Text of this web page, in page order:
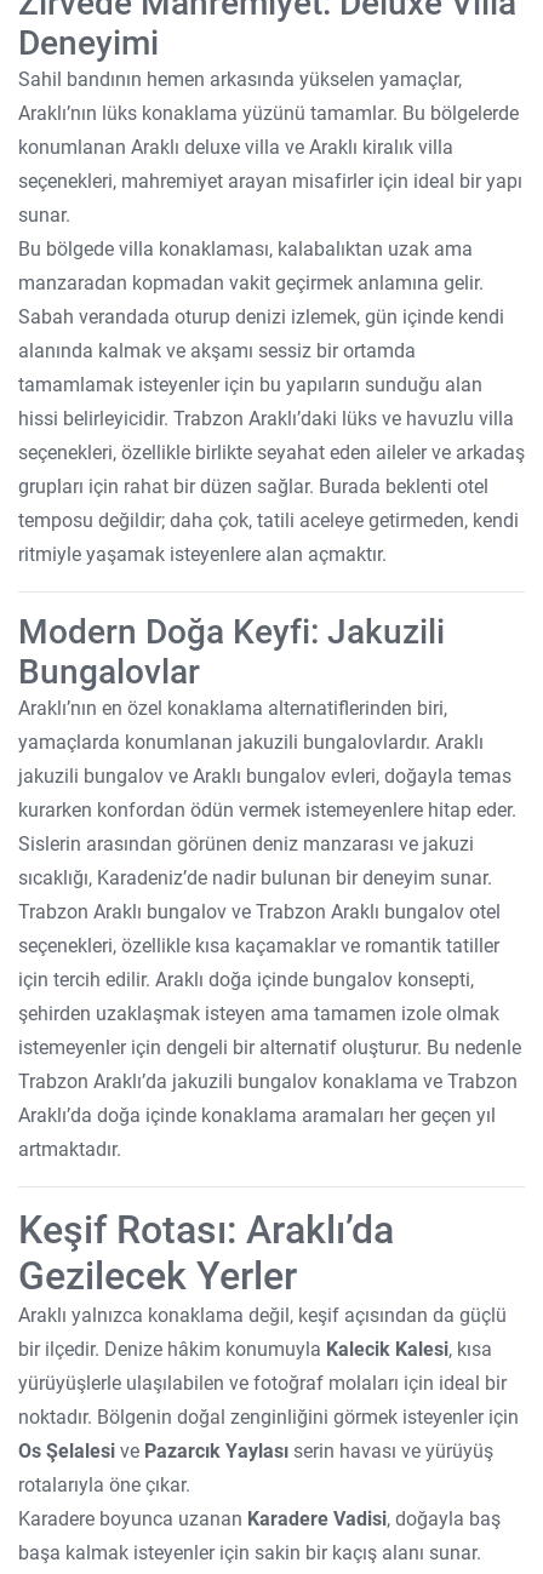
Deneyimi
Sahil bandının hemen arkasında yükselen yamaçlar,
Araklı’nın lüks konaklama yüzünü tamamlar. Bu bölgelerde
konumlanan Araklı deluxe villa ve Araklı kiralık villa
seçenekleri, mahremiyet arayan misafirler için ideal bir yapı
sunar.
Bu bölgede villa konaklaması, kalabalıktan uzak ama
manzaradan kopmadan vakit geçirmek anlamına gelir.
Sabah verandada oturup denizi izlemek, gün içinde kendi
alanında kalmak ve akşamı sessiz bir ortamda
tamamlamak isteyenler için bu yapıların sunduğu alan
hissi belirleyicidir. Trabzon Araklı’daki lüks ve havuzlu villa
seçenekleri, özellikle birlikte seyahat eden aileler ve arkadaş
grupları için rahat bir düzen sağlar. Burada beklenti otel
temposu değildir; daha çok, tatili aceleye getirmeden, kendi
ritmiyle yaşamak isteyenlere alan açmaktır.
Modern Doğa Keyfi: Jakuzili
Bungalovlar
Araklı’nın en özel konaklama alternatiflerinden biri,
yamaçlarda konumlanan jakuzili bungalovlardır. Araklı
jakuzili bungalov ve Araklı bungalov evleri, doğayla temas
kurarken konfordan ödün vermek istemeyenlere hitap eder.
Sislerin arasından görünen deniz manzarası ve jakuzi
sıcaklığı, Karadeniz’de nadir bulunan bir deneyim sunar.
Trabzon Araklı bungalov ve Trabzon Araklı bungalov otel
seçenekleri, özellikle kısa kaçamaklar ve romantik tatiller
için tercih edilir. Araklı doğa içinde bungalov konsepti,
şehirden uzaklaşmak isteyen ama tamamen izole olmak
istemeyenler için dengeli bir alternatif oluşturur. Bu nedenle
Trabzon Araklı’da jakuzili bungalov konaklama ve Trabzon
Araklı’da doğa içinde konaklama aramaları her geçen yıl
artmaktadır.
Keşif Rotası: Araklı’da
Gezilecek Yerler
Araklı yalnızca konaklama değil, keşif açısından da güçlü
bir ilçedir. Denize hâkim konumuyla Kalecik Kalesi, kısa
yürüyüşlerle ulaşılabilen ve fotoğraf molaları için ideal bir
noktadır. Bölgenin doğal zenginliğini görmek isteyenler için
Os Şelalesi ve Pazarcık Yaylası serin havası ve yürüyüş
rotalarıyla öne çıkar.
Karadere boyunca uzanan Karadere Vadisi, doğayla baş
başa kalmak isteyenler için sakin bir kaçış alanı sunar.